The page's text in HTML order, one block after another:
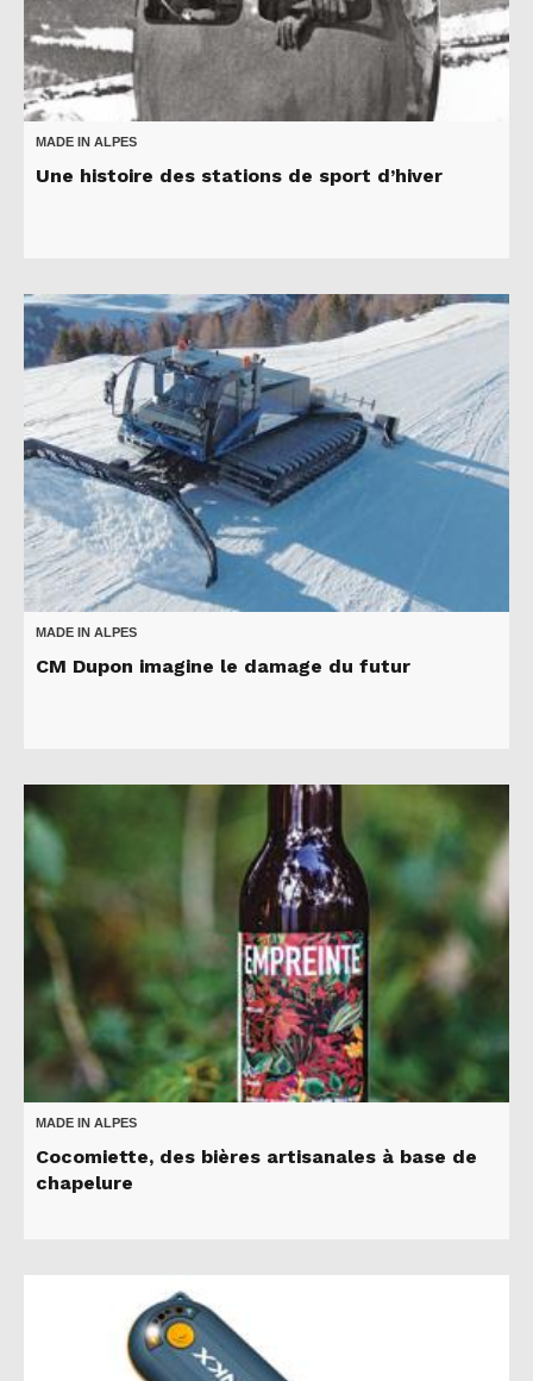
MADE IN ALPES
Une histoire des stations de sport d’hiver
MADE IN ALPES
CM Dupon imagine le damage du futur
MADE IN ALPES
Cocomiette, des bières artisanales à base de
chapelure